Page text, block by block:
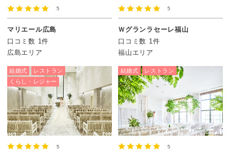
5
マリエール広島
口コミ数 1件
広島エリア
5
Ｗグランラセーレ福山
口コミ数 1件
福山エリア
結婚式
レストラン
くらし・レジャー
5
結婚式 レストラン
5